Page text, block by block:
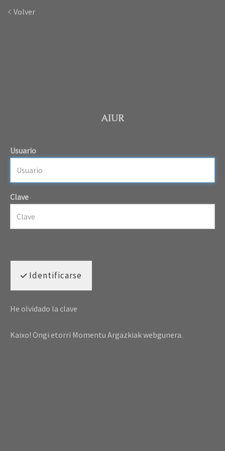
Volver
AIUR
Usuario
Clave
Identificarse
He olvidado la clave
Kaixo! Ongi etorri Momentu Argazkiak webgunera.